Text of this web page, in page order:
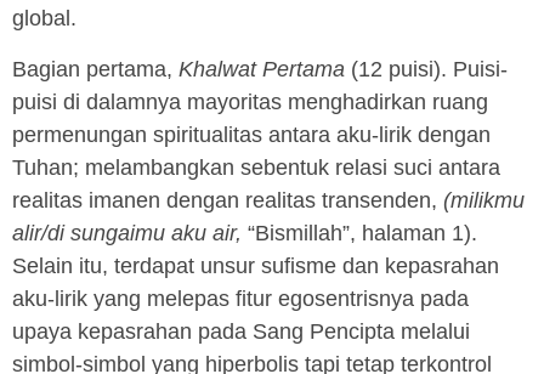
global.
Bagian pertama, Khalwat Pertama (12 puisi). Puisi-
puisi di dalamnya mayoritas menghadirkan ruang
permenungan spiritualitas antara aku-lirik dengan
Tuhan; melambangkan sebentuk relasi suci antara
realitas imanen dengan realitas transenden, (milikmu
alir/di sungaimu aku air, “Bismillah”, halaman 1).
Selain itu, terdapat unsur sufisme dan kepasrahan
aku-lirik yang melepas fitur egosentrisnya pada
upaya kepasrahan pada Sang Pencipta melalui
simbol-simbol yang hiperbolis tapi tetap terkontrol